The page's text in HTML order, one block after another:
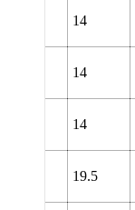
14
14
14
19.5